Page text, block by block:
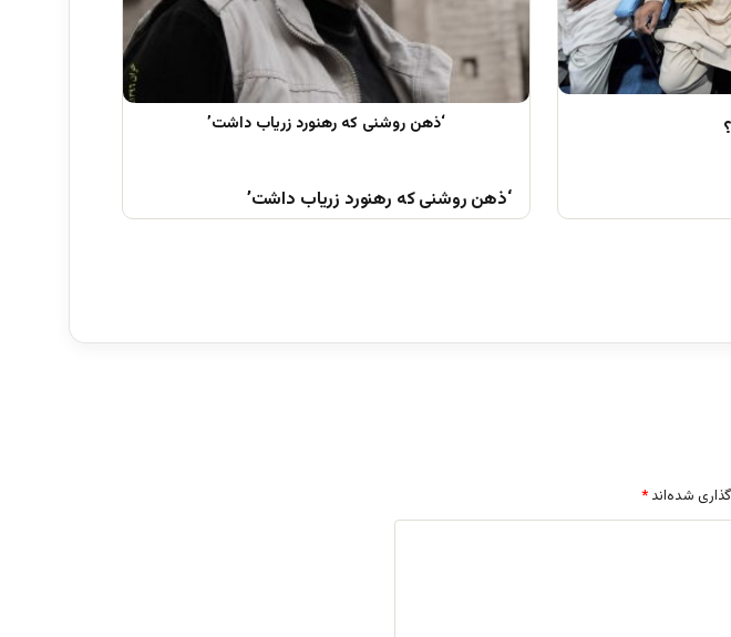
‘ذهن روشنی که رهنورد زریاب داشت’
شده‌اند *